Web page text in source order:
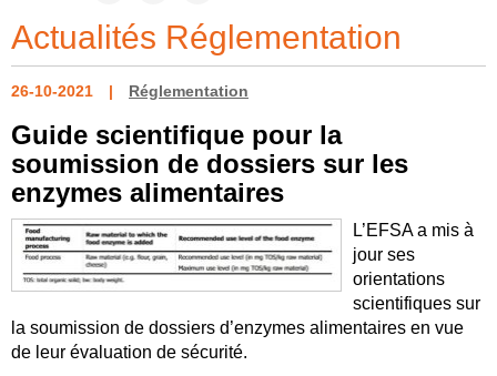
Actualités Réglementation
26-10-2021 Réglementation
Guide scientifique pour la
soumission de dossiers sur les
enzymes alimentaires
L’EFSA a mis à
jour ses
orientations
scientifiques sur
la soumission de dossiers d’enzymes alimentaires en vue
de leur évaluation de sécurité.